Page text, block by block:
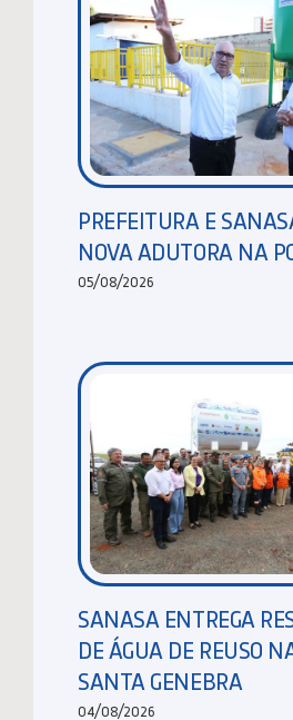
PREFEITURA E
NOVA ADUTORA NA
05/08/2026
SANASA ENTREGA
DE ÁGUA DE REUSO
SANTA GENEBRA
04/08/2026